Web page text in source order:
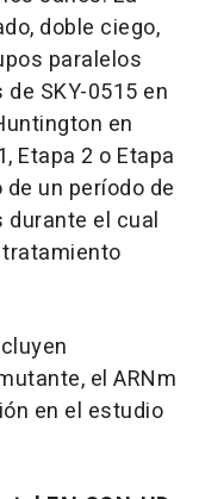
doble ciego,
paralelos
SKY-0515 en
en
Etapa 2 o Etapa
un período de
el cual
el ARNm
en el estudio